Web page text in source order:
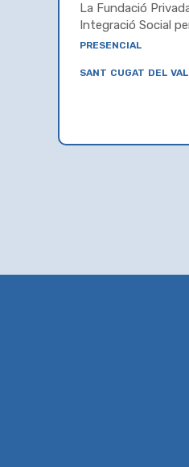
La Fundació
Integració Social
presencial
sant cugat del